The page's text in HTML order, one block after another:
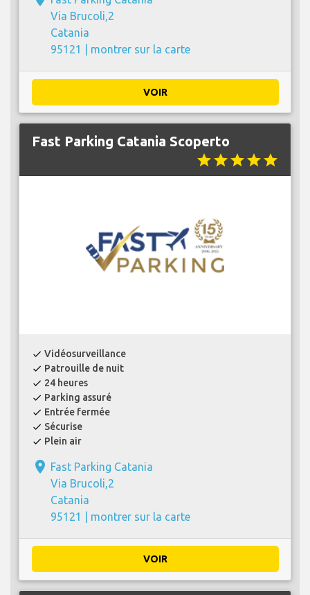
Via Brucoli,2
Catania
95121 | montrer sur la carte
VOIR
Fast Parking Catania Scoperto
starstarstarstarstar
check Vidéosurveillance
check Patrouille de nuit
check 24 heures
check Parking assuré
check Entrée fermée
check Sécurise
check Plein air
place Fast Parking Catania
Via Brucoli,2
Catania
95121 | montrer sur la carte
VOIR